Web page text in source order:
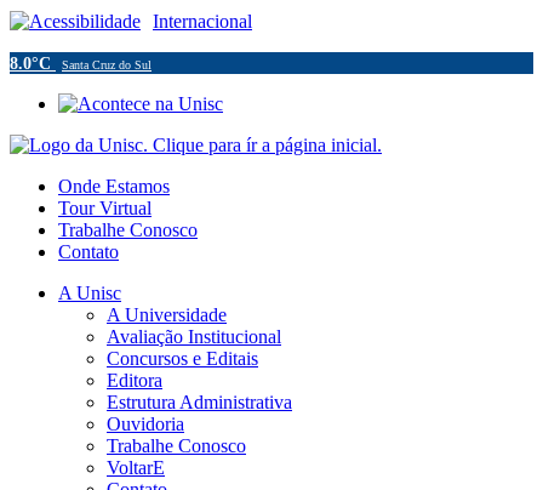
Acessibilidade Internacional
8.0°C Santa Cruz do Sul
Onde Estamos
Tour Virtual
Trabalhe Conosco
Contato
A Unisc
A Universidade
Avaliação Institucional
Concursos e Editais
Editora
Estrutura Administrativa
Ouvidoria
Trabalhe Conosco
VoltarE